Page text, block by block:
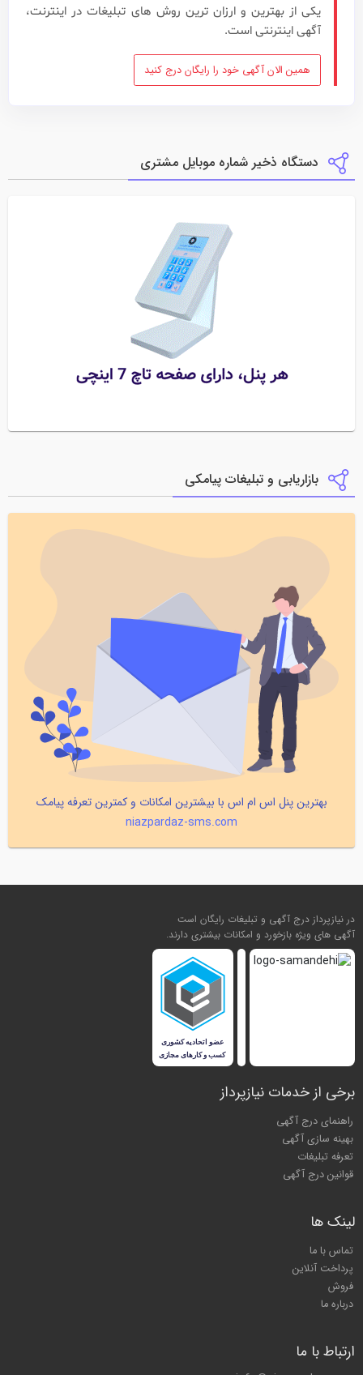
یکی از بهترین و ارزان ترین روش های تبلیغات در اینترنت،
آگهی اینترنتی است.
همین الان آگهی خود را رایگان درج کنید
دستگاه ذخیر شماره موبایل مشتری
بازاریابی و تبلیغات پیامکی
بهترین پنل اس ام اس با بیشترین امکانات و کمترین تعرفه پیامک
niazpardaz-sms.com
در نیازپرداز درج آگهی و تبلیغات رایگان است
آگهی های ویژه بازخورد و امکانات بیشتری دارند.
برخی از خدمات نیازپرداز
راهنمای درج آگهی
بهینه سازی آگهی
تعرفه تبلیغات
قوانین درج آگهی
لینک ها
تماس با ما
پرداخت آنلاین
فروش
درباره ما
ارتباط با ما